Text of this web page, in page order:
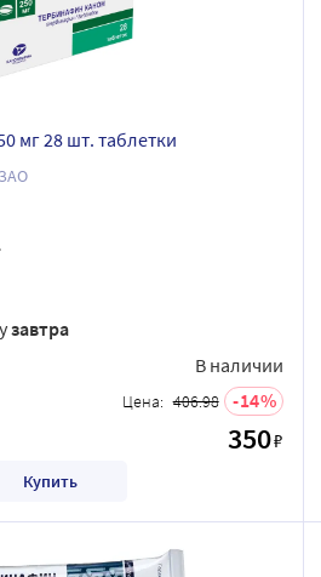
мг 28 шт. таблетки
завтра
В наличии
Цена: 406.98 14
350₽
Купить